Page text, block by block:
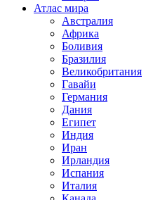
Атлас мира
Австралия
Африка
Боливия
Бразилия
Великобритания
Гавайи
Германия
Дания
Египет
Индия
Иран
Ирландия
Испания
Италия